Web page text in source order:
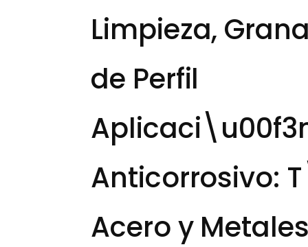
Limpieza,
de Perfil
Anticorrosivo:
Acero y